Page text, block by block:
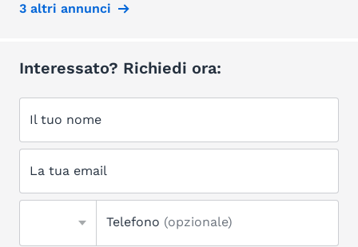
3 altri annunci
Interessato? Richiedi ora:
Il tuo nome
La tua email
Telefono (opzionale)